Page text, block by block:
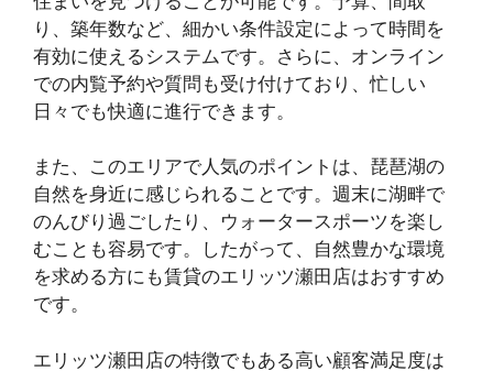
り、築年数など、細かい条件設定によって時間を
有効に使えるシステムです。さらに、オンライン
での内覧予約や質問も受け付けており、忙しい
日々でも快適に進行できます。
また、このエリアで人気のポイントは、琵琶湖の
自然を身近に感じられることです。週末に湖畔で
のんびり過ごしたり、ウォータースポーツを楽し
むことも容易です。したがって、自然豊かな環境
を求める方にも賃貸のエリッツ瀬田店はおすすめ
です。
エリッツ瀬田店の特徴でもある高い顧客満足度は